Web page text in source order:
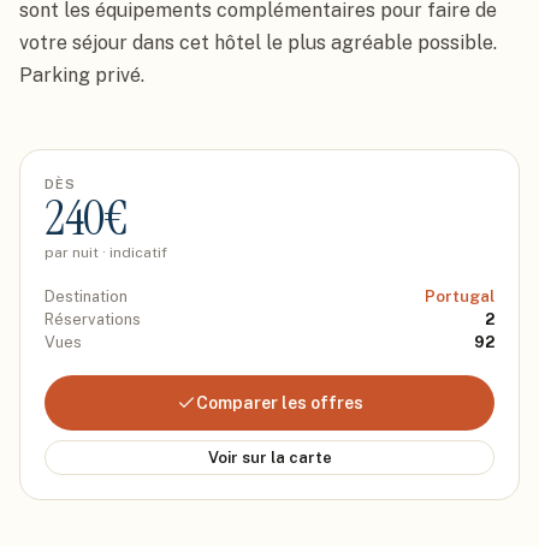
sont les équipements complémentaires pour faire de
votre séjour dans cet hôtel le plus agréable possible.
Parking privé.
DÈS
240€
par nuit · indicatif
Destination
Portugal
Réservations
2
Vues
92
Comparer les offres
Voir sur la carte